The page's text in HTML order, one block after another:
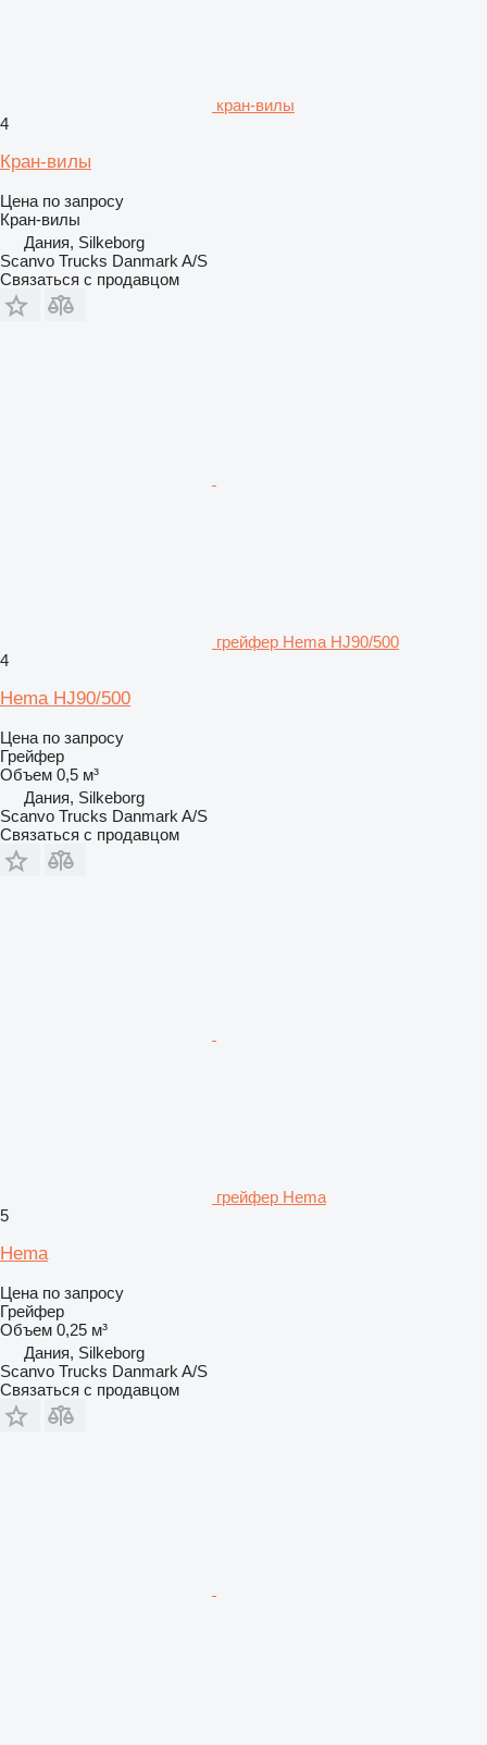
кран-вилы
4
Кран-вилы
Цена по запросу
Кран-вилы
Дания, Silkeborg
Scanvo Trucks Danmark A/S
Связаться с продавцом
грейфер Hema HJ90/500
4
Hema HJ90/500
Цена по запросу
Грейфер
Объем 0,5 м³
Дания, Silkeborg
Scanvo Trucks Danmark A/S
Связаться с продавцом
грейфер Hema
5
Hema
Цена по запросу
Грейфер
Объем 0,25 м³
Дания, Silkeborg
Scanvo Trucks Danmark A/S
Связаться с продавцом